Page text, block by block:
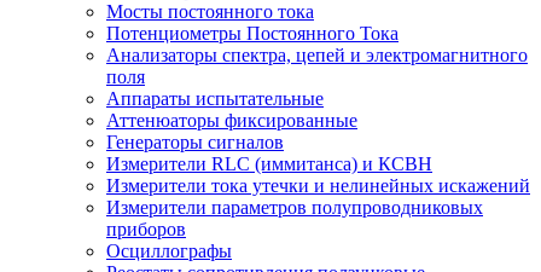
Мосты постоянного тока
Потенциометры Постоянного Тока
Анализаторы спектра, цепей и электромагнитного
поля
Аппараты испытательные
Аттенюаторы фиксированные
Генераторы сигналов
Измерители RLC (иммитанса) и КСВН
Измерители тока утечки и нелинейных искажений
Измерители параметров полупроводниковых
приборов
Осциллографы